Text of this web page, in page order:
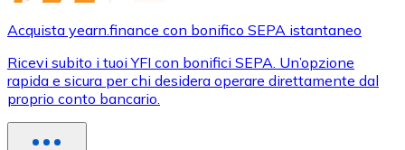
Acquista yearn.finance con bonifico SEPA istantaneo
Ricevi subito i tuoi YFI con bonifici SEPA. Un’opzione
rapida e sicura per chi desidera operare direttamente dal
proprio conto bancario.